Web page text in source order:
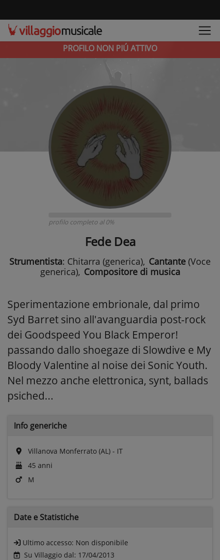
PROFILO NON PIÚ ATTIVO
profilo completo al 0%
Fede Dea
Strumentista: Chitarra (generica), Cantante (Voce
generica), Compositore di musica
Sperimentazione embrionale, dal primo
Syd Barret sino all'avanguardia post-rock
dei Goodspeed You Black Emperor!
passando dallo shoegaze di Slowdive e My
Bloody Valentine al noise dei Sonic Youth.
Nel mezzo anche elettronica, synt, ballads
psiched...
Info generiche
Villanova Monferrato (AL) - IT
45 anni
M
Date e Statistiche
Ultimo accesso: Non disponibile
Su Villaggio dal: 17/04/2013